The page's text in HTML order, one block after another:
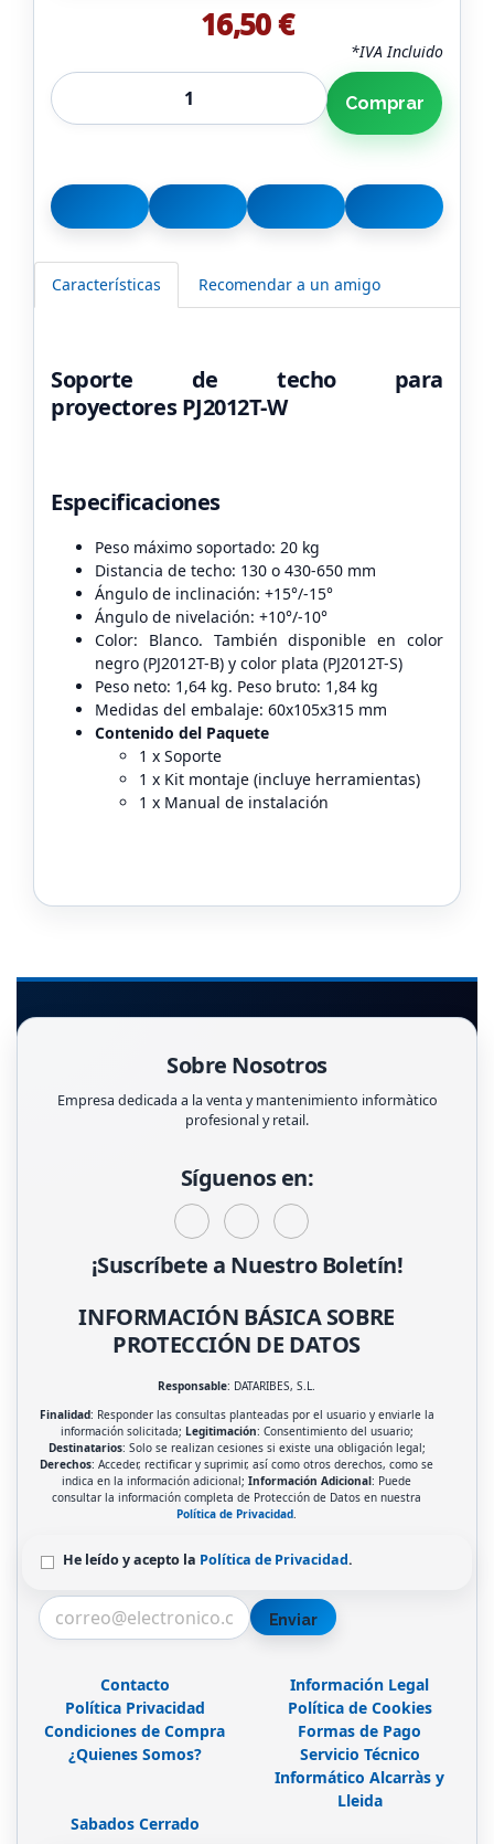
16,50 €
*IVA Incluido
Comprar
Características Recomendar a un amigo
Soporte de techo para
proyectores PJ2012T-W
Especificaciones
Peso máximo soportado: 20 kg
Distancia de techo: 130 o 430-650 mm
Ángulo de inclinación: +15°/-15°
Ángulo de nivelación: +10°/-10°
Color: Blanco. También disponible en color
negro (PJ2012T-B) y color plata (PJ2012T-S)
Peso neto: 1,64 kg. Peso bruto: 1,84 kg
Medidas del embalaje: 60x105x315 mm
Contenido del Paquete
1 x Soporte
1 x Kit montaje (incluye herramientas)
1 x Manual de instalación
Sobre Nosotros
Empresa dedicada a la venta y mantenimiento informàtico
profesional y retail.
Síguenos en:
¡Suscríbete a Nuestro Boletín!
INFORMACIÓN BÁSICA SOBRE
PROTECCIÓN DE DATOS
Responsable: DATARIBES, S.L.
Finalidad: Responder las consultas planteadas por el usuario y enviarle la
información solicitada; Legitimación: Consentimiento del usuario;
Destinatarios: Solo se realizan cesiones si existe una obligación legal;
Derechos: Acceder, rectificar y suprimir, así como otros derechos, como se
indica en la información adicional;Información Adicional: Puede
consultar la información completa de Protección de Datos en nuestra
Política de Privacidad
He leído y acepto la Política de Privacidad.
Enviar
Contacto
Información Legal
Política Privacidad
Política de Cookies
Condiciones de Compra
Formas de Pago
¿Quienes Somos?
Servicio Técnico
Informático Alcarràs y
Lleida
Sabados Cerrado